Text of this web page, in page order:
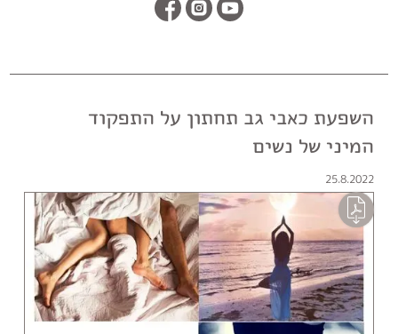
השפעת כאבי גב תחתון על התפקוד
המיני של נשים
25.8.2022